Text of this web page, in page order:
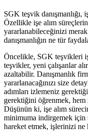
SGK teşvik danışmanlığı,
Özellikle işe alım
yararlanabileceğinizi
danışmanlığın ne tür
Öncelikle, SGK teşvikleri
teşvikler, yeni çalışanlar
azaltabilir. Danışmanlık
yararlanacağınızı size
adımları izlemeniz
gerektiğini öğrenmek, hem
Düşünün ki, işe alım
minimuma indirgemek için
hareket etmek, işlerinizi ne